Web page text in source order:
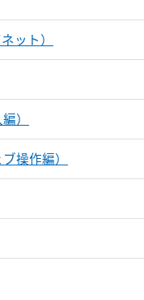
ット）
）
操作編）